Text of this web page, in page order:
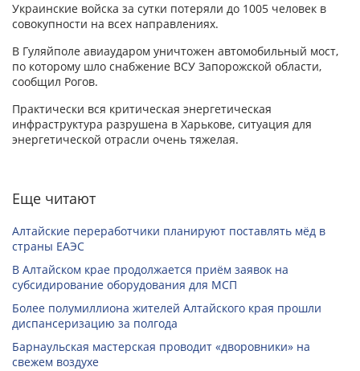
Украинские войска за сутки потеряли до 1005 человек в
совокупности на всех направлениях.
В Гуляйполе авиаударом уничтожен автомобильный мост,
по которому шло снабжение ВСУ Запорожской области,
сообщил Рогов.
Практически вся критическая энергетическая
инфраструктура разрушена в Харькове, ситуация для
энергетической отрасли очень тяжелая.
Еще читают
Алтайские переработчики планируют поставлять мёд в
страны ЕАЭС
В Алтайском крае продолжается приём заявок на
субсидирование оборудования для МСП
Более полумиллиона жителей Алтайского края прошли
диспансеризацию за полгода
Барнаульская мастерская проводит «дворовники» на
свежем воздухе